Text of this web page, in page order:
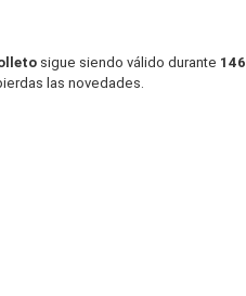
sigue siendo válido durante 146
las novedades.